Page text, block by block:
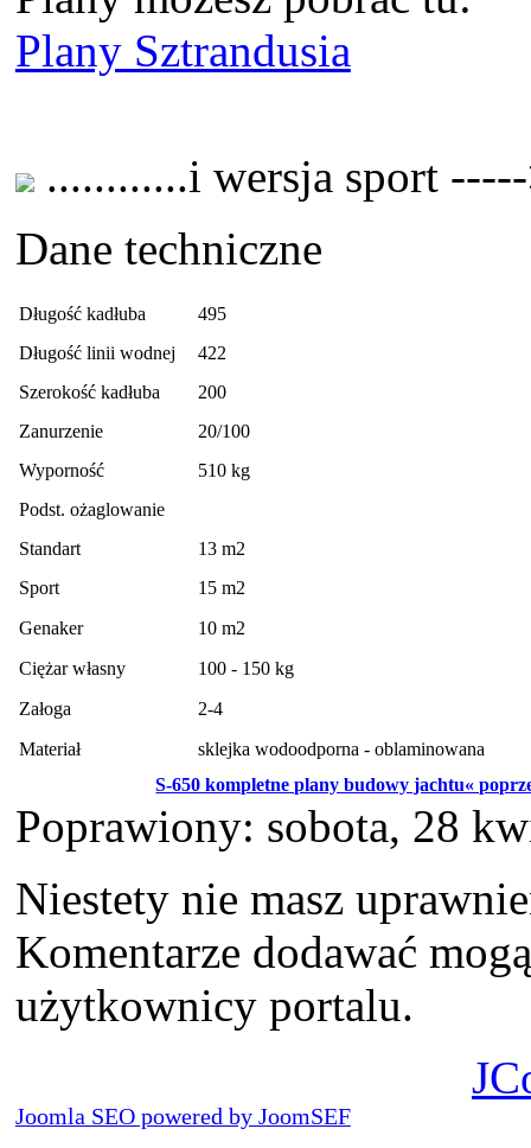
Plany Sztrandusia
............i wersja sport
Dane techniczne
Długość kadłuba
495
Długość linii wodnej
422
Szerokość kadłuba
200
Zanurzenie
20/100
Wyporność
510 kg
Podst. ożaglowanie
Standart
13 m2
Sport
15 m2
Genaker
10 m2
Ciężar własny
100 - 150 kg
Załoga
2-4
Materiał
sklejka wodoodporna - oblaminowana
S-650 kompletne plany budowy jachtu«
Poprawiony: sobota, 28
Niestety nie masz
Komentarze dodawać
użytkownicy portalu.
Joomla SEO powered by JoomSEF